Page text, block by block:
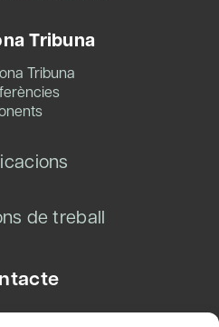
Tribuna
Tribuna
de treball